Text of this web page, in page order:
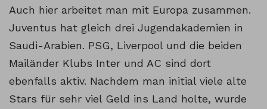
Auch hier arbeitet man mit Europa zusammen.
Juventus hat gleich drei Jugendakademien in
Saudi-Arabien. PSG, Liverpool und die beiden
Mailänder Klubs Inter und AC sind dort
ebenfalls aktiv. Nachdem man initial viele alte
Stars für sehr viel Geld ins Land holte, wurde